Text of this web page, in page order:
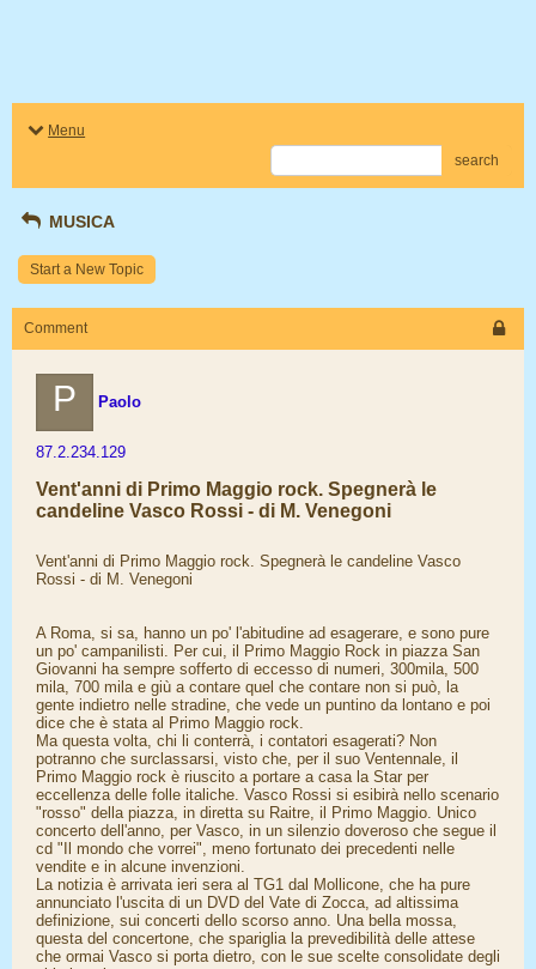
Menu
search
MUSICA
Start a New Topic
Comment
P Paolo
87.2.234.129
Vent'anni di Primo Maggio rock. Spegnerà le
candeline Vasco Rossi - di M. Venegoni
Vent'anni di Primo Maggio rock. Spegnerà le candeline Vasco
Rossi - di M. Venegoni
A Roma, si sa, hanno un po' l'abitudine ad esagerare, e sono pure
un po' campanilisti. Per cui, il Primo Maggio Rock in piazza San
Giovanni ha sempre sofferto di eccesso di numeri, 300mila, 500
mila, 700 mila e giù a contare quel che contare non si può, la
gente indietro nelle stradine, che vede un puntino da lontano e poi
dice che è stata al Primo Maggio rock.
Ma questa volta, chi li conterrà, i contatori esagerati? Non
potranno che surclassarsi, visto che, per il suo Ventennale, il
Primo Maggio rock è riuscito a portare a casa la Star per
eccellenza delle folle italiche. Vasco Rossi si esibirà nello scenario
"rosso" della piazza, in diretta su Raitre, il Primo Maggio. Unico
concerto dell'anno, per Vasco, in un silenzio doveroso che segue il
cd "Il mondo che vorrei", meno fortunato dei precedenti nelle
vendite e in alcune invenzioni.
La notizia è arrivata ieri sera al TG1 dal Mollicone, che ha pure
annunciato l'uscita di un DVD del Vate di Zocca, ad altissima
definizione, sui concerti dello scorso anno. Una bella mossa,
questa del concertone, che spariglia la prevedibilità delle attese
che ormai Vasco si porta dietro, con le sue scelte consolidate degli